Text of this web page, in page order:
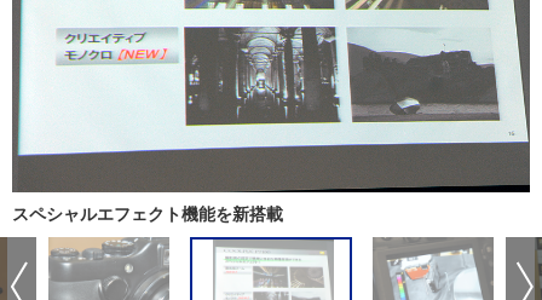
スペシャルエフェクト機能を新搭載